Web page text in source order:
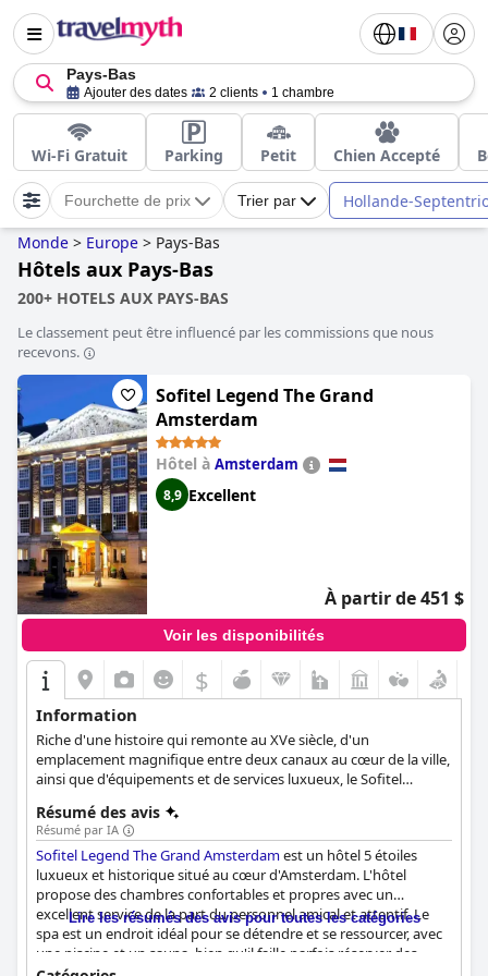
Pays-Bas
Ajouter des dates 2 clients 1 chambre
Wi-Fi Gratuit Parking Petit Chien Accepté
Fourchette de prix Trier par Hollande-
Monde > Europe > Pays-Bas
Hôtels aux Pays-Bas
200+ HOTELS AUX PAYS-BAS
Le classement peut être influencé par les commissions que nous
recevons.
Sofitel Legend The Grand
Amsterdam
Hôtel à Amsterdam
8,9 Excellent
À partir de 451 $
Voir les disponibilités
$
Information
Riche d'une histoire qui remonte au XVe siècle, d'un
emplacement magnifique entre deux canaux au cœur de la ville,
ainsi que d'équipements et de services luxueux, le Sofitel
pour tous ceux qui souhaitent découvrir le côté somptueux de
la ville de la manière la plus élégante possible. En plus de
l'hébergement, les clients peuvent également profiter de plats
gastronomiques, de soins spa rajeunissants, ainsi que de 19
salles de réunion et d'événements qui feront de leur séjour un
moment inoubliable.
Résumé des avis
Résumé par IA
Sofitel Legend The Grand Amsterdamest un hôtel 5 étoiles
luxueux et historique situé au cœur d'Amsterdam. L'hôtel
propose des chambres confortables et propres avec un
excellent service de la part du personnel amical et attentif. Le
spa est un endroit idéal pour se détendre et se ressourcer, avec
une piscine et un sauna, bien qu'il faille parfois réserver des
Lire les résumés des avis pour toutes les catégories